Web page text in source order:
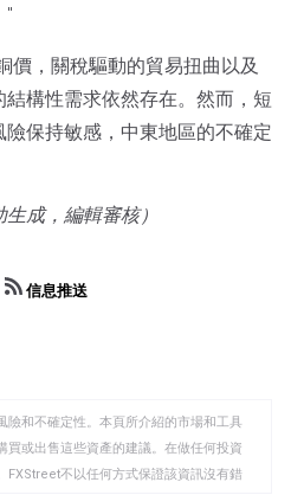
"
價，關稅驅動的貿易扭曲以及
構性需求依然存在。然而，短
保持敏感，中東地區的不確定
成，編輯審核）
信息推送
險和不確定性。本頁所介紹的市場和工具
買或出售這些資產的建議。在做任何投資
FXStreet不以任何方式保證該資訊沒有錯